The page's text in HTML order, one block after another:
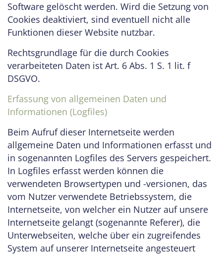
Software gelöscht werden. Wird die Setzung von
Cookies deaktiviert, sind eventuell nicht alle
Funktionen dieser Website nutzbar.
Rechtsgrundlage für die durch Cookies
verarbeiteten Daten ist Art. 6 Abs. 1 S. 1 lit. f
DSGVO.
Erfassung von allgemeinen Daten und
Informationen (Logfiles)
Beim Aufruf dieser Internetseite werden
allgemeine Daten und Informationen erfasst und
in sogenannten Logfiles des Servers gespeichert.
In Logfiles erfasst werden können die
verwendeten Browsertypen und -versionen, das
vom Nutzer verwendete Betriebssystem, die
Internetseite, von welcher ein Nutzer auf unsere
Internetseite gelangt (sogenannte Referer), die
Unterwebseiten, welche über ein zugreifendes
System auf unserer Internetseite angesteuert